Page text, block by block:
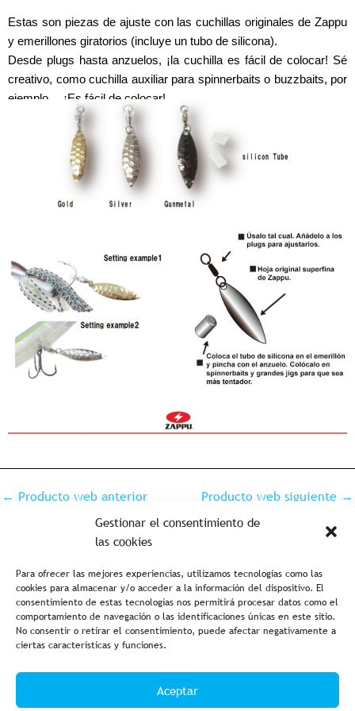
Gestionar el consentimiento de
las cookies
Para ofrecer las mejores experiencias, utilizamos tecnologías como las
cookies para almacenar y/o acceder a la información del dispositivo. El
consentimiento de estas tecnologías nos permitirá procesar datos como el
comportamiento de navegación o las identificaciones únicas en este sitio.
No consentir o retirar el consentimiento, puede afectar negativamente a
ciertas características y funciones.
Aceptar
Estas son piezas de ajuste con las cuchillas originales de Zappu
y emerillones giratorios (incluye un tubo de silicona).
Desde plugs hasta anzuelos, ¡la cuchilla es fácil de colocar! Sé
creativo, como cuchilla auxiliar para spinnerbaits o buzzbaits, por
ejemplo… ¡Es fácil de colocar!
← Producto web anterior Producto web siguiente →
Aviso legal y política de privacidad Política de cookies